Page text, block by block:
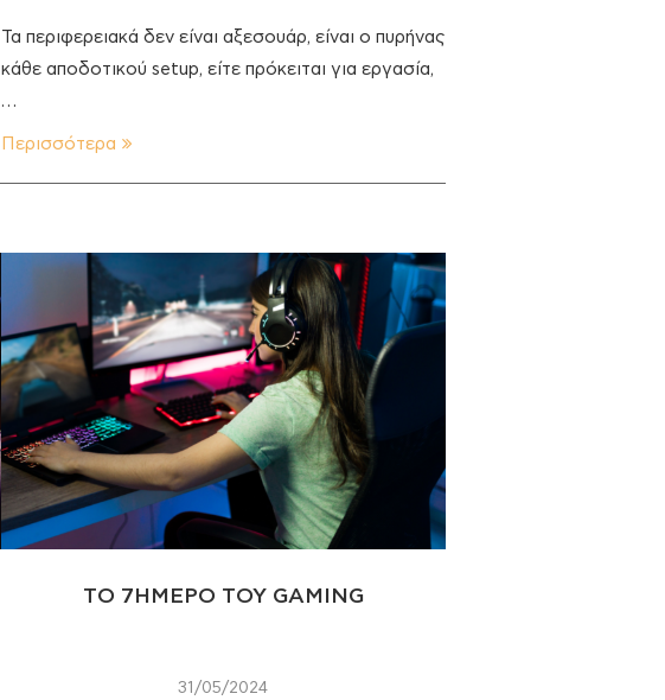
Τα περιφερειακά δεν είναι αξεσουάρ, είναι ο πυρήνας
κάθε αποδοτικού setup, είτε πρόκειται για εργασία,
…
Περισσότερα
ΤΟ 7ΗΜΕΡΟ ΤΟΥ GAMING
31/05/2024